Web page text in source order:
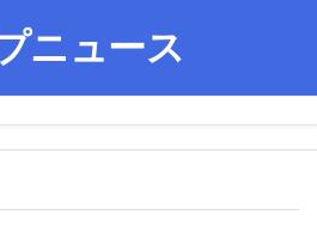
ニュース